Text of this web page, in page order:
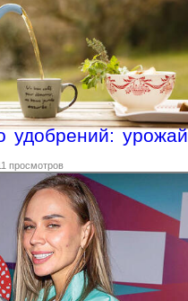
удобрений: урожай
просмотров